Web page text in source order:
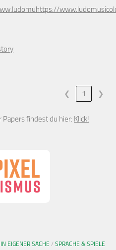
❮ 1 ❯
Papers findest du hier: Klick!
IN EIGENER SACHE / SPRACHE & SPIELE